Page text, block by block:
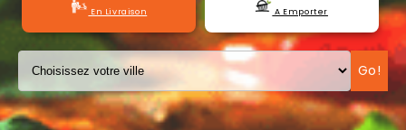
En Livraison A Emporter
Go!